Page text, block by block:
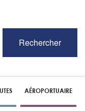
Rechercher
AÉROPORTUAIRE